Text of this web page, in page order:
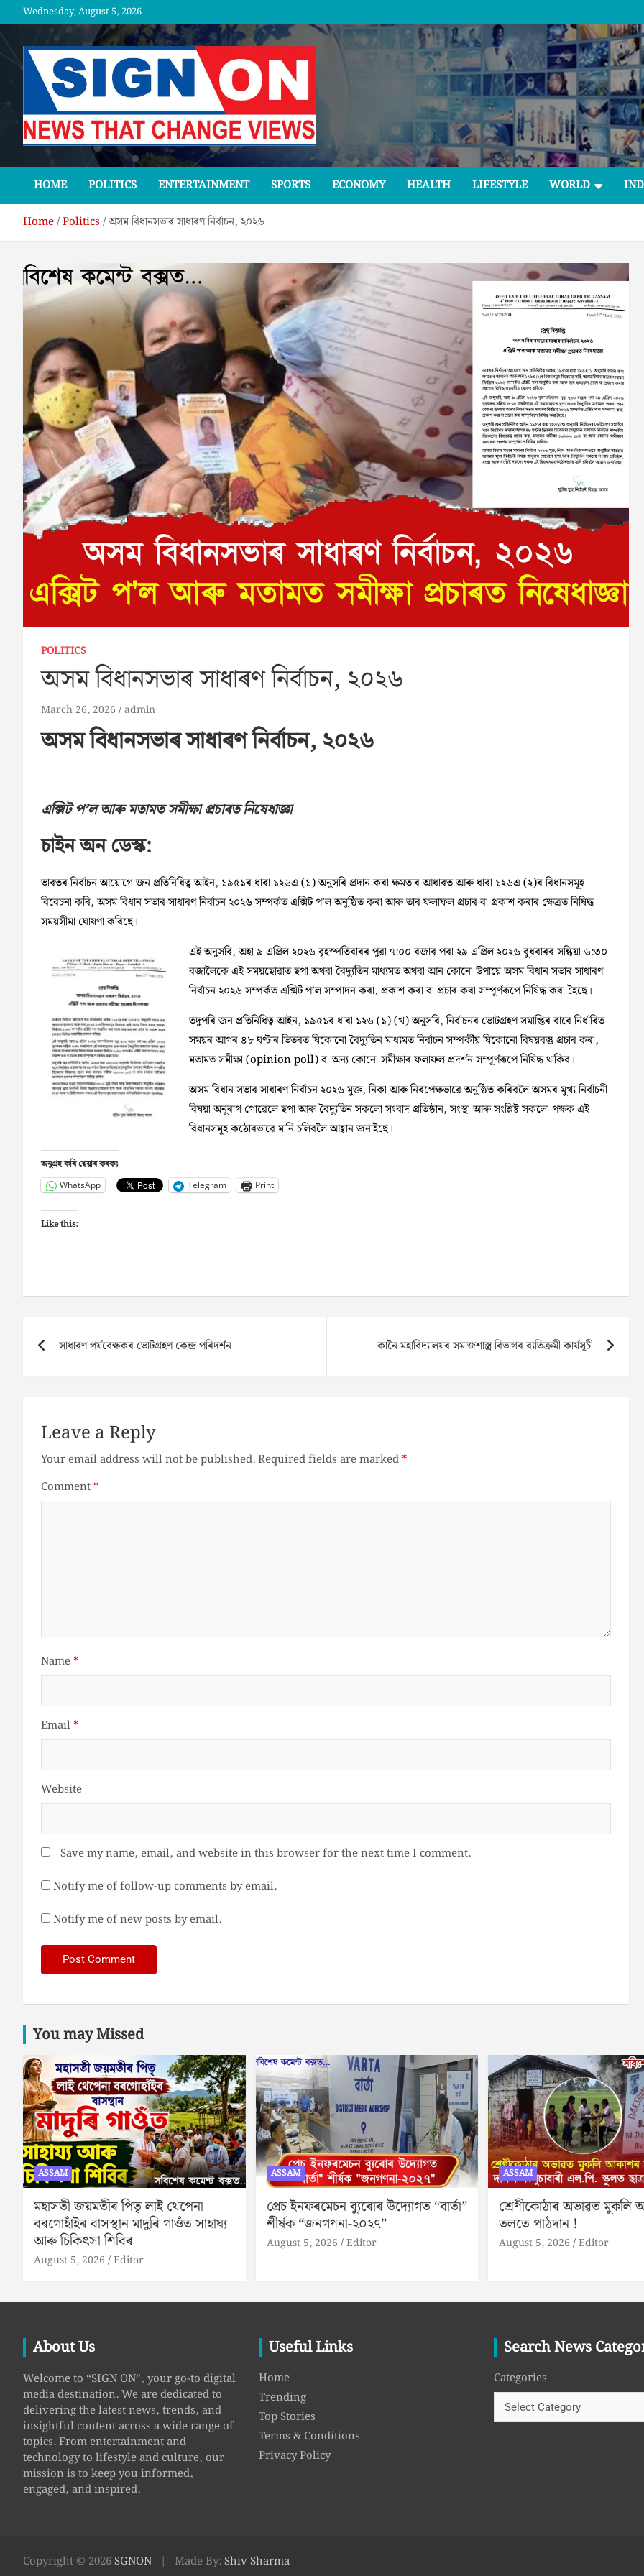
to
Wednesday, August 5, 2026
SGNON
HOME POLITICS ENTERTAINMENT SPORTS ECONOMY HEALTH LIFESTYLE WORLD
Home Politics অসম বিধানসভাৰ সাধাৰণ নিৰ্বাচন, ২০২৬
POLITICS
অসম বিধানসভাৰ সাধাৰণ নিৰ্বাচন, ২০২৬
March 26, 2026 admin
অসম বিধানসভাৰ সাধাৰণ নিৰ্বাচন, ২০২৬
এক্সিট প’ল আৰু মতামত সমীক্ষা প্ৰচাৰত নিষেধাজ্ঞা
চাইন অন ডেস্ক:
ভাৰতৰ নিৰ্বাচন আয়োগে জন প্রতিনিধিত্ব আইন, ১৯৫১ৰ ধাৰা ১২৬এ (১) অনুসৰি প্ৰদান কৰা ক্ষমতাৰ আধাৰত আৰু ধাৰা ১২৬এ (২)ৰ বিধানসমূহ
বিবেচনা কৰি, অসম বিধান সভাৰ সাধাৰণ নির্বাচন ২০২৬ সম্পর্কত এক্সিট প’ল অনুষ্ঠিত কৰা আৰু তাৰ ফলাফল প্ৰচাৰ বা প্ৰকাশ কৰাৰ ক্ষেত্রত নিষিদ্ধ
সময়সীমা ঘোষণা কৰিছে।
এই অনুসৰি, অহা ৯ এপ্রিল ২০২৬ বৃহস্পতিবাৰৰ পুৱা ৭:০০ বজাৰ পৰা ২৯ এপ্রিল ২০২৬ বুধবাৰৰ সন্ধিয়া ৬:৩০
বজালৈকে এই সময়ছোৱাত ছপা অথবা বৈদ্যুতিন মাধ্যমত অথবা আন কোনো উপায়ে অসম বিধান সভাৰ সাধাৰণ
নিৰ্বাচন ২০২৬ সম্পর্কত এক্সিট প’ল সম্পাদন কৰা, প্ৰকাশ কৰা বা প্ৰচাৰ কৰা সম্পূৰ্ণৰূপে নিষিদ্ধ কৰা হৈছে।
তদুপৰি জন প্রতিনিধিত্ব আইন, ১৯৫১ৰ ধাৰা ১২৬ (১) (খ) অনুসৰি, নিৰ্বাচনৰ ভোটগ্রহণ সমাপ্তিৰ বাবে নিৰ্ধাৰিত
সময়ৰ আগৰ ৪৮ ঘণ্টাৰ ভিতৰত যিকোনো বৈদ্যুতিন মাধ্যমত নির্বাচন সম্পর্কীয় যিকোনো বিষয়বস্তু প্ৰচাৰ কৰা,
মতামত সমীক্ষা (opinion poll) বা অন্য কোনো সমীক্ষাৰ ফলাফল প্রদর্শন সম্পূৰ্ণৰূপে নিষিদ্ধ থাকিব।
অসম বিধান সভাৰ সাধাৰণ নির্বাচন ২০২৬ মুক্ত, নিকা আৰু নিৰপেক্ষভাৱে অনুষ্ঠিত কৰিবলৈ অসমৰ মুখ্য নির্বাচনী
বিষয়া অনুৰাগ গোৱেলে ছপা আৰু বৈদ্যুতিন সকলো সংবাদ প্রতিষ্ঠান, সংস্থা আৰু সংশ্লিষ্ট সকলো পক্ষক এই
বিধানসমূহ কঠোৰভাৱে মানি চলিবলৈ আহ্বান জনাইছে।
অনুগ্ৰহ কৰি শ্বেয়াৰ কৰকঃ
WhatsApp Telegram Print
Like this:
Post
navigation
সাধাৰণ পৰ্যবেক্ষকৰ ভোটগ্ৰহণ কেন্দ্ৰ পৰিদৰ্শন কানৈ মহাবিদ্যালয়ৰ সমাজশাস্ত্ৰ বিভাগৰ ব্যতিক্ৰমী কাৰ্যসূচী
Leave a Reply
Your email address will not be published.Required fields are marked*
Comment*
Name*
Email*
Website
Save my name, email, and website in this browser for the next time I comment.
Notify me of follow-up comments by email.
Notify me of new posts by email.
You may Missed
ASSAM
মহাসতী জয়মতীৰ পিতৃ লাই থেপেনা
বৰগোহাঁইৰ বাসস্থান মাদুৰি গাওঁত সাহায্য
আৰু চিকিৎসা শিবিৰ
August 5, 2026 Editor
ASSAM
প্ৰেচ ইনফৰমেচন ব্যুৰোৰ উদ্যোগত “বাৰ্তা”
শীৰ্ষক “জনগণনা-২০২৭”
August 5, 2026 Editor
ASSAM
শ্ৰেণীকোঠাৰ অভাৱত মুকলি
তলতে পাঠদান !
August 5, 2026 Editor
About Us
Welcome to “SIGN ON”, your go-to digital
media destination. We are dedicated to
delivering the latest news, trends, and
insightful content across a wide range of
topics. From entertainment and
technology to lifestyle and culture, our
mission is to keep you informed,
engaged, and inspired.
Useful Links
Home
Trending
Top Stories
Terms & Conditions
Privacy Policy
Search News
Categories
Copyright © 2026SGNON Made By:Shiv Sharma